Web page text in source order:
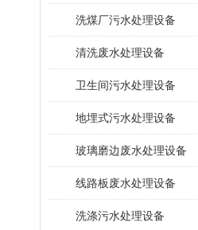
洗煤厂污水处理设备
清洗废水处理设备
卫生间污水处理设备
地埋式污水处理设备
玻璃磨边废水处理设备
线路板废水处理设备
洗涤污水处理设备